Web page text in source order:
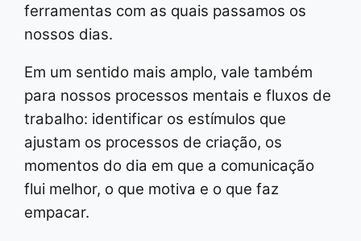
ferramentas com as quais passamos os
nossos dias.
Em um sentido mais amplo, vale também
para nossos processos mentais e fluxos de
trabalho: identificar os estímulos que
ajustam os processos de criação, os
momentos do dia em que a comunicação
flui melhor, o que motiva e o que faz
empacar.